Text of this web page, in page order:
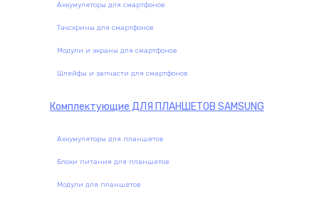
Аккумуляторы для смартфонов
Тачскрины для смартфонов
Модули и экраны для смартфонов
Шлейфы и запчасти для смартфонов
Комплектующие ДЛЯ ПЛАНШЕТОВ SAMSUNG
Аккумуляторы для планшетов
Блоки питания для планшетов
Модули для планшетов